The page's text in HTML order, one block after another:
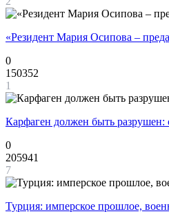
«Резидент Мария Осипова –
0
150352
1
Карфаген должен быть разрушен:
0
205941
7
Турция: имперское прошлое,